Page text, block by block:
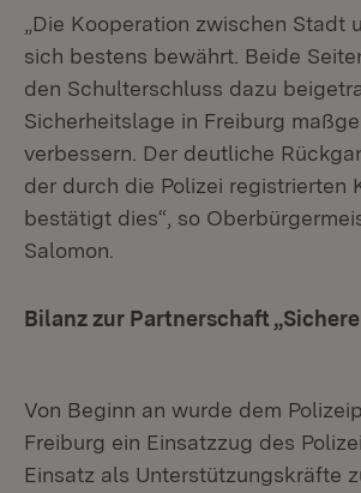
„Die Kooperation zwischen Stadt
sich bestens bewährt. Beide
den Schulterschluss dazu
Sicherheitslage in Freiburg
verbessern. Der deutliche
der durch die Polizei registrierten
bestätigt dies“, so
Salomon.
Bilanz zur Partnerschaft
Von Beginn an wurde dem
Freiburg ein Einsatzzug des
Einsatz als Unterstützungskräfte